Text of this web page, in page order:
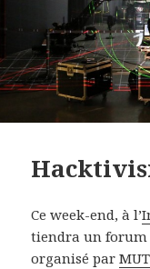
Ce week-end, à l’
tiendra un
organisé par